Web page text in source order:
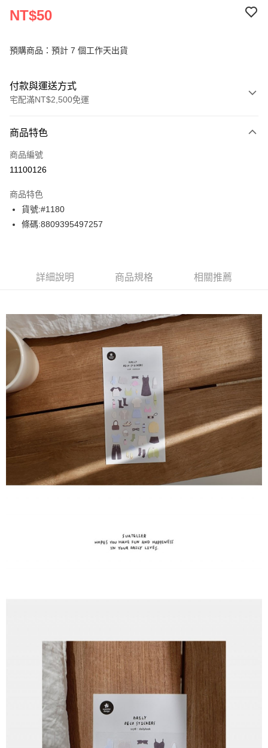
NT$50
預購商品：預計 7 個工作天出貨
付款與運送方式
宅配滿NT$2,500免運
信用卡一次付款
Apple Pay
悠遊付
ATM付款
下單前請先詢問庫存
商品特色
商品編號
11100126
商品特色
貨號:#1180
條碼:8809395497257
詳細說明 商品規格 相關推薦